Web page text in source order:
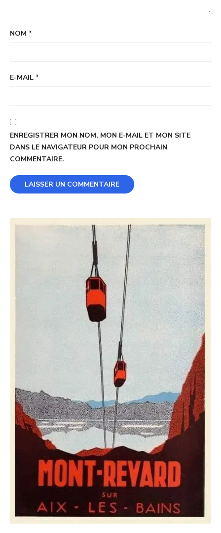
NOM *
E-MAIL *
ENREGISTRER MON NOM, MON E-MAIL ET MON SITE
DANS LE NAVIGATEUR POUR MON PROCHAIN
COMMENTAIRE.